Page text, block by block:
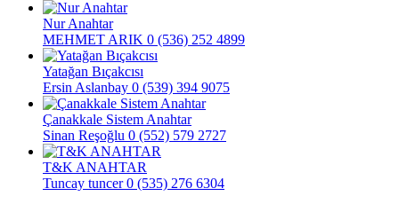
Nur Anahtar
MEHMET ARIK 0 (536) 252 4899
Yatağan Bıçakcısı
Ersin Aslanbay 0 (539) 394 9075
Çanakkale Sistem Anahtar
Sinan Reşoğlu 0 (552) 579 2727
T&K ANAHTAR
Tuncay tuncer 0 (535) 276 6304